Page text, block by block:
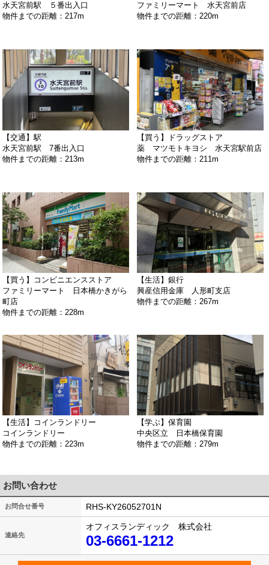
水天宮前駅 ５番出入口
物件までの距離：217m
ファミリーマート 水天宮前店
物件までの距離：220m
【交通】駅
水天宮前駅 7番出入口
物件までの距離：213m
【買う】ドラッグストア
薬 マツモトキヨシ 水天宮駅前店
物件までの距離：211m
【買う】コンビニエンスストア
ファミリーマート 日本橋かきがら
町店
物件までの距離：228m
【生活】銀行
興産信用金庫 人形町支店
物件までの距離：267m
【生活】コインランドリー
コインランドリー
物件までの距離：223m
【学ぶ】保育園
中央区立 日本橋保育園
物件までの距離：279m
お問い合わせ
お問合せ番号 RHS-KY26052701N
連絡先
オフィスランディック 株式会社
03-6661-1212